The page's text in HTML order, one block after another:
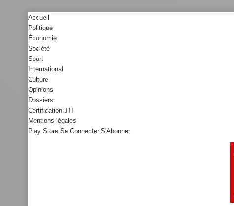
Accueil
Politique
Économie
Société
Sport
International
Culture
Opinions
Dossiers
Certification JTI
Mentions légales
Play Store Se Connecter S'Abonner